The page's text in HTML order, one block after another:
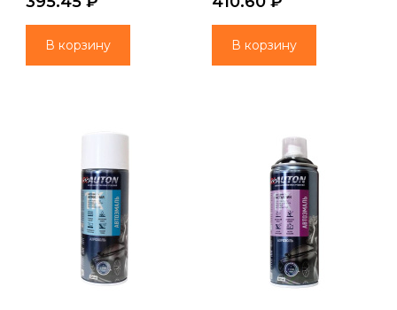
В корзину В корзину